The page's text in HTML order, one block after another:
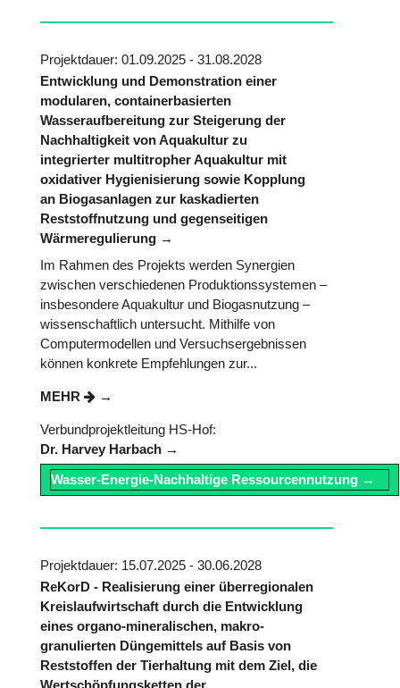
Projektdauer: 01.09.2025 - 31.08.2028
Entwicklung und Demonstration einer
modularen, containerbasierten
Wasseraufbereitung zur Steigerung der
Nachhaltigkeit von Aquakultur zu
integrierter multitropher Aquakultur mit
oxidativer Hygienisierung sowie Kopplung
an Biogasanlagen zur kaskadierten
Reststoffnutzung und gegenseitigen
Wärmeregulierung
Im Rahmen des Projekts werden Synergien
zwischen verschiedenen Produktionssystemen –
insbesondere Aquakultur und Biogasnutzung –
wissenschaftlich untersucht. Mithilfe von
Computermodellen und Versuchsergebnissen
können konkrete Empfehlungen zur...
MEHR
Verbundprojektleitung HS-Hof:
Dr. Harvey Harbach
Wasser-Energie-Nachhaltige Ressourcennutzung
Projektdauer: 15.07.2025 - 30.06.2028
ReKorD - Realisierung einer überregionalen
Kreislaufwirtschaft durch die Entwicklung
eines organo-mineralischen, makro-
granulierten Düngemittels auf Basis von
Reststoffen der Tierhaltung mit dem Ziel, die
Wertschöpfungsketten der